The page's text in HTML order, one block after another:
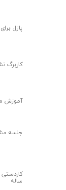
پازل برای کودکان ۳ ساله | یک
کاربرگ
آموزش
جلسه
ساله